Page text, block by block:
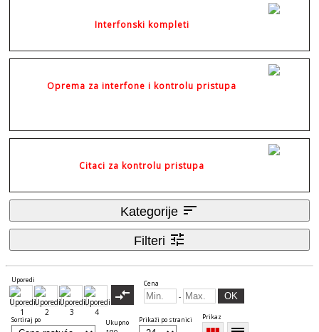
Interfonski kompleti
Oprema za interfone i kontrolu pristupa
Citaci za kontrolu pristupa
Kategorije sort
Filteri tune
Uporedi
compare_arrows
Cena
- OK
Sortiraj po Ukupno Prikaži po stranici Prikaz